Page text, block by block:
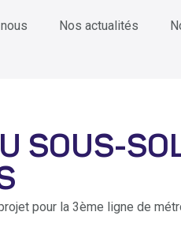
Nos actualités
SOUS-
pour la 3ème ligne de